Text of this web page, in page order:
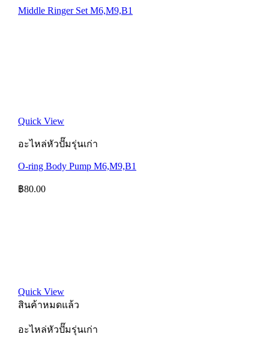
Middle Ringer Set M6,M9,B1
Quick View
อะไหล่หัวปั๊มรุ่นเก่า
O-ring Body Pump M6,M9,B1
฿80.00
Quick View
สินค้าหมดแล้ว
อะไหล่หัวปั๊มรุ่นเก่า